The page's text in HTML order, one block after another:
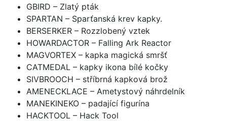
GBIRD – Zlatý pták
SPARTAN – Sparťanská krev kapky.
BERSERKER – Rozzlobený vztek
HOWARDACTOR – Falling Ark Reactor
MAGVORTEX – kapka magická smršť
CATMEDAL – kapky ikona bílé kočky
SIVBROOCH – stříbrná kapková brož
AMENECKLACE – Ametystový náhrdelník
MANEKINEKO – padající figurína
HACKTOOL – Hack Tool